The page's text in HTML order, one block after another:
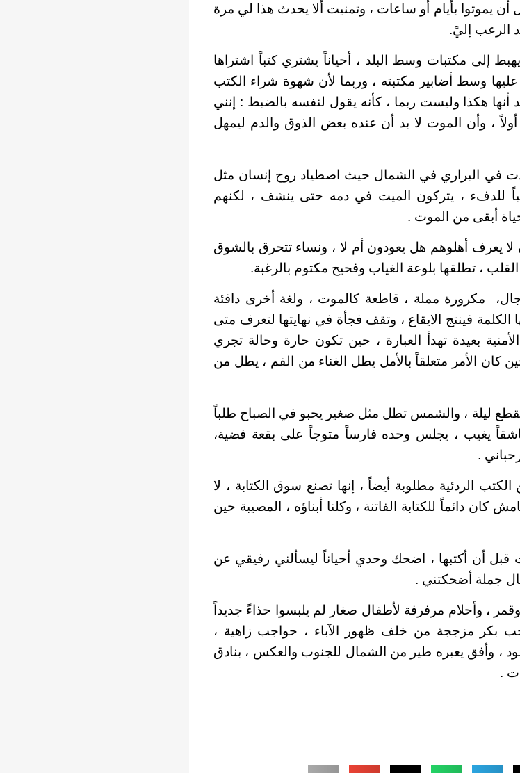
يموتوا بأيام أو ساعات ، وتمنيت ألا يحدث هذا لي مرة
الرعب إليً.
إلى مكتبات وسط البلد ، أحياناً يشتري كتباً اشتراها
وسط أضابير مكتبته ، وربما لأن شهوة شراء الكتب
هكذا وليست ربما ، كأنه يقول لنفسه بالضبط : إنني
، وأن الموت لا بد أن عنده بعض الذوق والدم ليمهل
في البراري في الشمال حيث اصطياد روح إنسان مثل
للدفء ، يتركون الميت في دمه حتى ينشف ، لكنهم
أبقى من الموت .
لا يعرف أهلوهم هل يعودون أم لا ، ونساء تتحرق بالشوق
، تطلقها بلوعة الغياب وفحيح مكتوم بالرغبة.
مكرورة مملة ، قاطعة كالموت ، ولغة أخرى دافئة
فينتج الايقاع ، وتقف فجأة في نهايتها لتعرف متى
بعيدة تهدأ العبارة ، حين تكون حارة وحالة تجري
كان الأمر متعلقاً بالأمل يطل الغناء من الفم ، يطل من
ينقطع ليلة ، والشمس تطل مثل صغير يحبو في الصباح طلباً
يغيب ، يجلس وحده فارساً متوجاً على بقعة فضية،
.
الردئية مطلوبة أيضاً ، إنها تصنع سوق الكتابة ، لا
دائماً للكتابة الفاتنة ، وكلنا أبناؤه ، المصيبة حين
قبل أن أكتبها ، اضحك وحدي أحياناً ليسألني رفيقي عن
جملة أضحكتني .
، وأحلام مرفرفة لأطفال صغار لم يلبسوا حذاءً جديداً
بكر مزججة من خلف ظهور الآباء ، حواجب زاهية ،
، وأفق يعبره طير من الشمال للجنوب والعكس ، بنادق
.